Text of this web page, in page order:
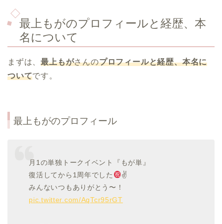
最上もがのプロフィールと経歴、本
名について
まずは、最上もがさんのプロフィールと経歴、本名に
ついてです。
最上もがのプロフィール
月1の単独トークイベント『もが単』
復活してから1周年でした
✌
みんないつもありがとう〜！
pic.twitter.com/AqTcr95rGT